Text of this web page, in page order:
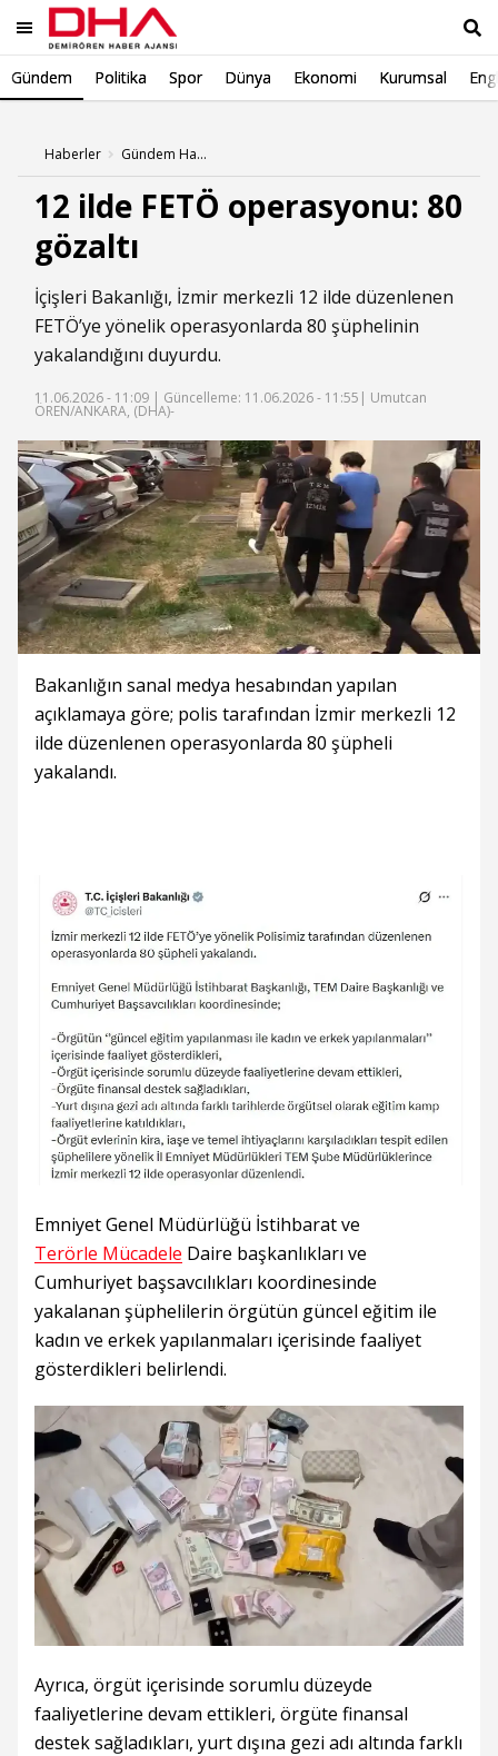
Gündem Politika Spor Dünya Ekonomi Kurumsal
Haberler Gündem Haberleri
12 ilde FETÖ operasyonu: 80
gözaltı
İçişleri Bakanlığı, İzmir merkezli 12 ilde düzenlenen
FETÖ’ye yönelik operasyonlarda 80 şüphelinin
yakalandığını duyurdu.
11.06.2026 - 11:09 | Güncelleme: 11.06.2026 - 11:55 | Umutcan
ÖREN/ANKARA, (DHA)-
Bakanlığın sanal medya hesabından yapılan
açıklamaya göre; polis tarafından İzmir merkezli 12
ilde düzenlenen operasyonlarda 80 şüpheli
yakalandı.
Emniyet Genel Müdürlüğü İstihbarat ve
Terörle Mücadele Daire başkanlıkları ve
Cumhuriyet başsavcılıkları koordinesinde
yakalanan şüphelilerin örgütün güncel eğitim ile
kadın ve erkek yapılanmaları içerisinde faaliyet
gösterdikleri belirlendi.
Ayrıca, örgüt içerisinde sorumlu düzeyde
faaliyetlerine devam ettikleri, örgüte finansal
destek sağladıkları, yurt dışına gezi adı altında farklı